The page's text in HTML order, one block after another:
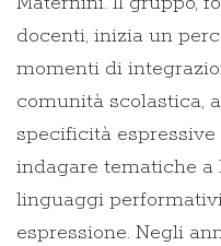
docenti, inizia un
momenti di
comunità scolastica,
specificità
indagare tematiche a
linguaggi
espressione. Negli